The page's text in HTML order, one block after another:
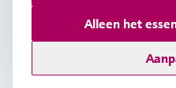
Gebruiksvoorwaarden
Alleen het